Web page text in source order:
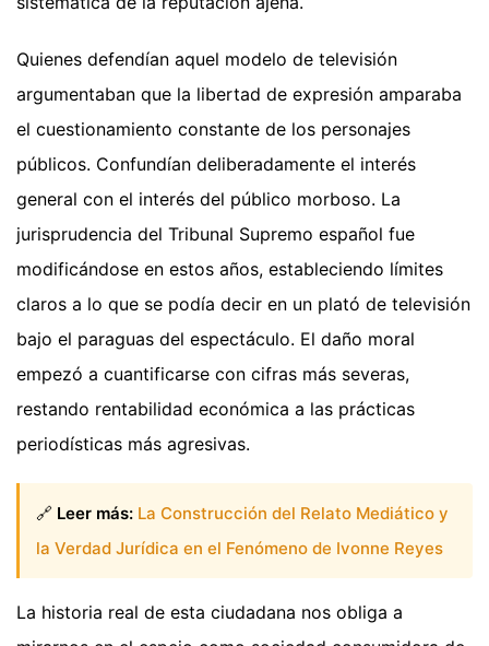
Quienes defendían aquel modelo de televisión
argumentaban que la libertad de expresión amparaba
el cuestionamiento constante de los personajes
públicos. Confundían deliberadamente el interés
general con el interés del público morboso. La
jurisprudencia del Tribunal Supremo español fue
modificándose en estos años, estableciendo límites
claros a lo que se podía decir en un plató de televisión
bajo el paraguas del espectáculo. El daño moral
empezó a cuantificarse con cifras más severas,
restando rentabilidad económica a las prácticas
periodísticas más agresivas.
🔗 Leer más: La Construcción del Relato Mediático y
la Verdad Jurídica en el Fenómeno de Ivonne Reyes
La historia real de esta ciudadana nos obliga a